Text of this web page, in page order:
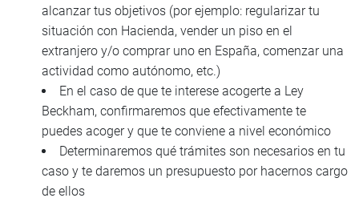
alcanzar tus objetivos (por ejemplo: regularizar tu
situación con Hacienda, vender un piso en el
extranjero y/o comprar uno en España, comenzar una
actividad como autónomo, etc.)
En el caso de que te interese acogerte a Ley
Beckham, confirmaremos que efectivamente te
puedes acoger y que te conviene a nivel económico
Determinaremos qué trámites son necesarios en tu
caso y te daremos un presupuesto por hacernos cargo
de ellos